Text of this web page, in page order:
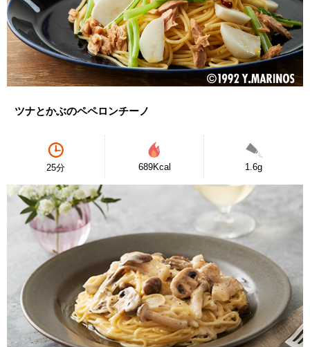
ツナとかぶのペペロンチーノ
25分 689Kcal 1.6g